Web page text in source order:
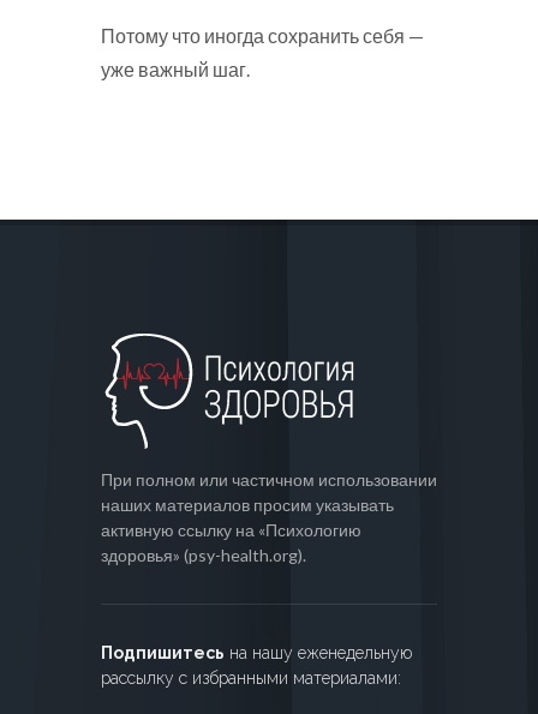
Потому что иногда сохранить себя —
уже важный шаг.
При полном или частичном использовании
наших материалов просим указывать
активную ссылку на «Психологию
здоровья» (psy-health.org).
Подпишитесь на нашу еженедельную
рассылку с избранными материалами: